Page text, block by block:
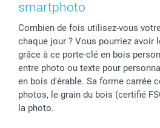
Stickers & Etiquettes
Dénicheur d'idées cadeau
Fête des Pères
Baptême
Toussaint
Rentrée des classes
Saint-Valentin
Vacances
Plaintes
Gestion des cookies
Tarifs
Partenariats & Influence
Investisseurs
smartbonus
Livraison
Modes de paiement
Grandes quantités
Statut de ma commande
smartphoto
Combien de fois utilisez-vous
chaque jour ? Vous pourriez avoir
grâce à ce porte-clé en bois
entre photo ou texte pour
en bois d'érable. Sa forme carrée
photos, le grain du bois (certifié
la photo.